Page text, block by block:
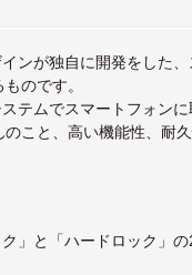
ンが独自に開発をした
のです。
テムでスマートフォンに
こと、高い機能性、耐
と「ハードロック」の